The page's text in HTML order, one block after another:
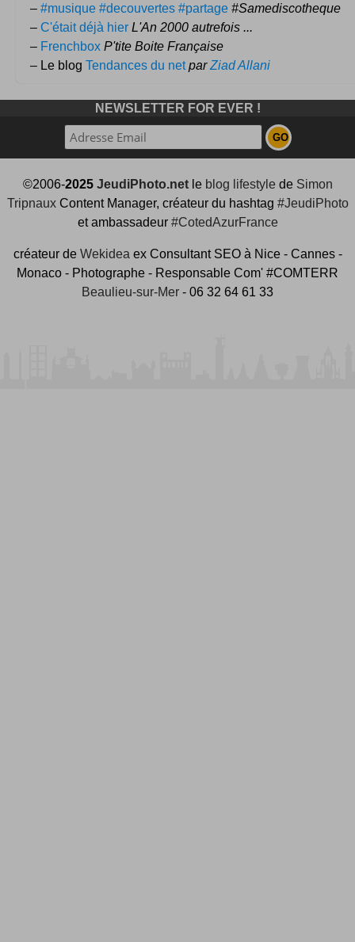
– #musique #decouvertes #partage #Samediscotheque
– C'était déjà hier L'An 2000 autrefois ...
– Frenchbox P'tite Boite Française
– Le blog Tendances du net parZiad Allani
NEWSLETTER FOR EVER !
©2006-2025 JeudiPhoto.netle blog lifestylede Simon
TripnauxContent Manager, créateur du hashtag #JeudiPhoto
et ambassadeur #CotedAzurFrance
créateur de Wekidea ex Consultant SEO à Nice - Cannes -
Monaco - Photographe - Responsable Com' #COMTERR
Beaulieu-sur-Mer - 06 32 64 61 33